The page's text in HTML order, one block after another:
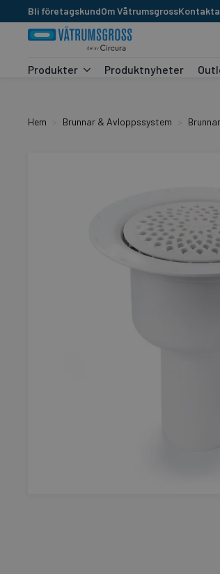
Bli företagskundOm Våtrumsgross
Produkter Produktnyheter
Hem Brunnar & Avloppssystem Brunnar